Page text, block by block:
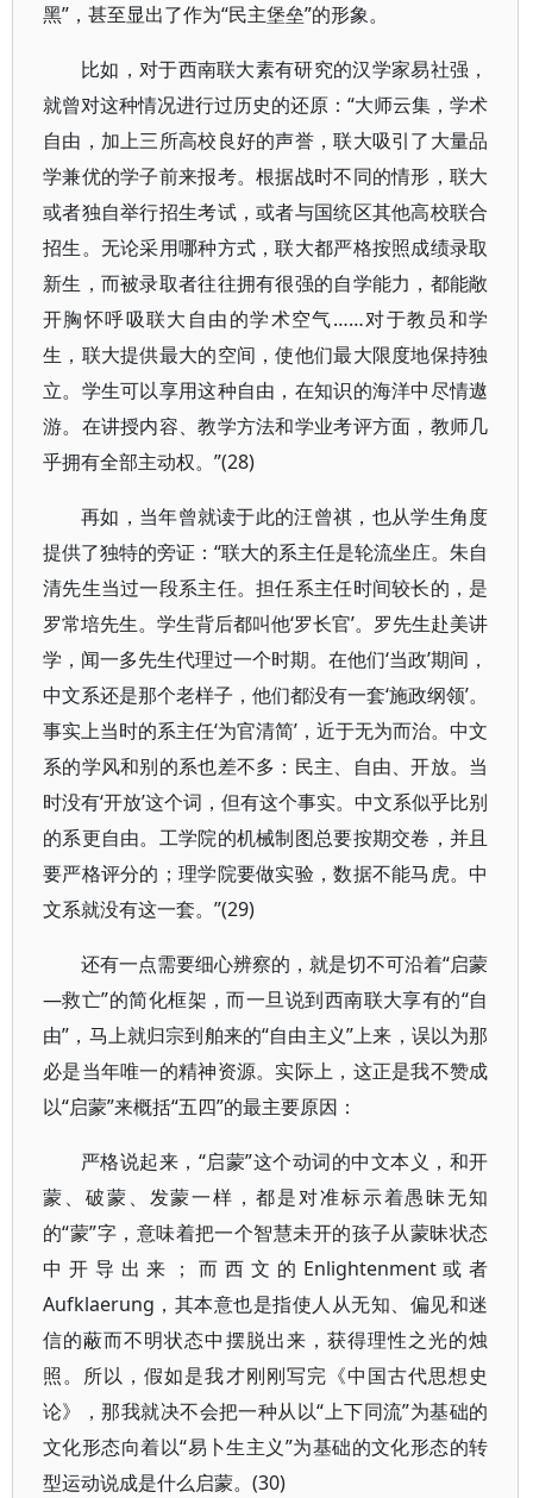
黑”，甚至显出了作为“民主堡垒”的形象。
比如，对于西南联大素有研究的汉学家易社强，
就曾对这种情况进行过历史的还原：“大师云集，学术
自由，加上三所高校良好的声誉，联大吸引了大量品
学兼优的学子前来报考。根据战时不同的情形，联大
或者独自举行招生考试，或者与国统区其他高校联合
招生。无论采用哪种方式，联大都严格按照成绩录取
新生，而被录取者往往拥有很强的自学能力，都能敞
开胸怀呼吸联大自由的学术空气……对于教员和学
生，联大提供最大的空间，使他们最大限度地保持独
立。学生可以享用这种自由，在知识的海洋中尽情遨
游。在讲授内容、教学方法和学业考评方面，教师几
乎拥有全部主动权。”(28)
再如，当年曾就读于此的汪曾祺，也从学生角度
提供了独特的旁证：“联大的系主任是轮流坐庄。朱自
清先生当过一段系主任。担任系主任时间较长的，是
罗常培先生。学生背后都叫他‘罗长官’。罗先生赴美讲
学，闻一多先生代理过一个时期。在他们‘当政’期间，
中文系还是那个老样子，他们都没有一套‘施政纲领’。
事实上当时的系主任‘为官清简’，近于无为而治。中文
系的学风和别的系也差不多：民主、自由、开放。当
时没有‘开放’这个词，但有这个事实。中文系似乎比别
的系更自由。工学院的机械制图总要按期交卷，并且
要严格评分的；理学院要做实验，数据不能马虎。中
文系就没有这一套。”(29)
还有一点需要细心辨察的，就是切不可沿着“启蒙
—救亡”的简化框架，而一旦说到西南联大享有的“自
由”，马上就归宗到舶来的“自由主义”上来，误以为那
必是当年唯一的精神资源。实际上，这正是我不赞成
以“启蒙”来概括“五四”的最主要原因：
严格说起来，“启蒙”这个动词的中文本义，和开
蒙、破蒙、发蒙一样，都是对准标示着愚昧无知
的“蒙”字，意味着把一个智慧未开的孩子从蒙昧状态
中开导出来；而西文的Enlightenment或者
Aufklaerung，其本意也是指使人从无知、偏见和迷
信的蔽而不明状态中摆脱出来，获得理性之光的烛
照。所以，假如是我才刚刚写完《中国古代思想史
论》，那我就决不会把一种从以“上下同流”为基础的
文化形态向着以“易卜生主义”为基础的文化形态的转
型运动说成是什么启蒙。(30)